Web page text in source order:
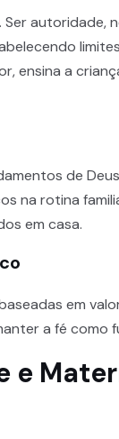
autoridade,
ensina a
de
na rotina
em casa.
em
a fé como
e